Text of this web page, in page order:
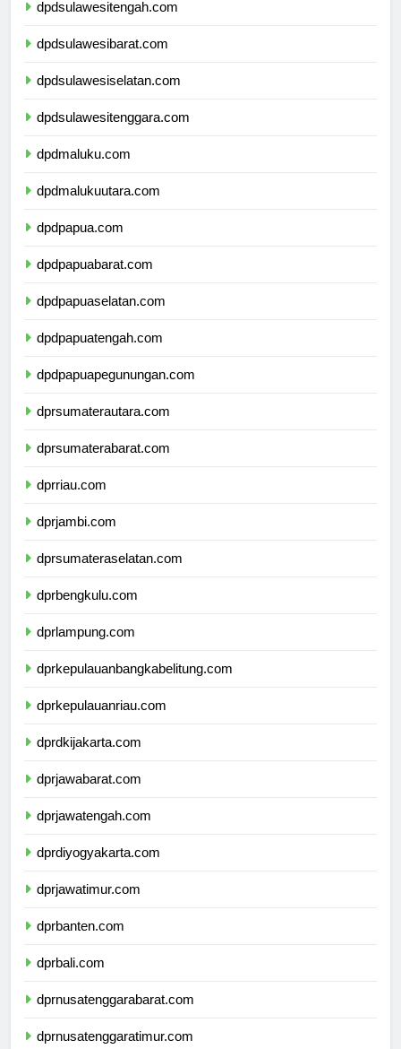
dpdsulawesitengah.com
dpdsulawesibarat.com
dpdsulawesiselatan.com
dpdsulawesitenggara.com
dpdmaluku.com
dpdmalukuutara.com
dpdpapua.com
dpdpapuabarat.com
dpdpapuaselatan.com
dpdpapuatengah.com
dpdpapuapegunungan.com
dprsumaterautara.com
dprsumaterabarat.com
dprriau.com
dprjambi.com
dprsumateraselatan.com
dprbengkulu.com
dprlampung.com
dprkepulauanbangkabelitung.com
dprkepulauanriau.com
dprdkijakarta.com
dprjawabarat.com
dprjawatengah.com
dprdiyogyakarta.com
dprjawatimur.com
dprbanten.com
dprbali.com
dprnusatenggarabarat.com
dprnusatenggaratimur.com